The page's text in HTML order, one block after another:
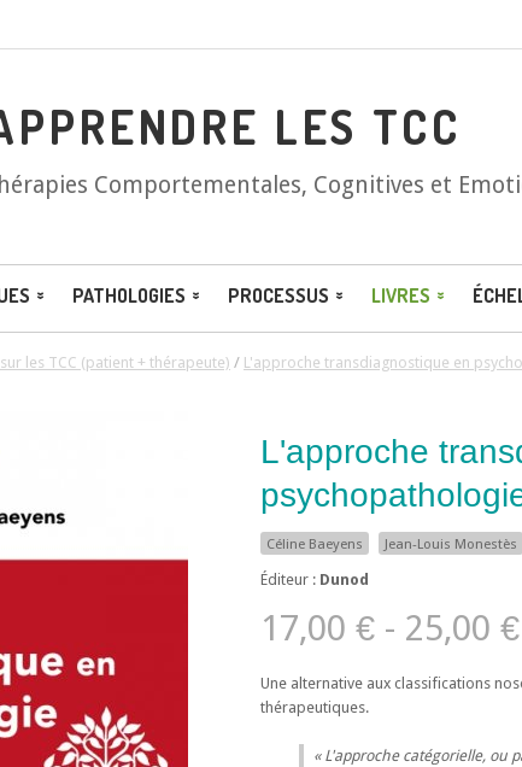
LES TCC
Comportementales, Cognitives et
PATHOLOGIES PROCESSUS LIVRES
les TCC (patient + thérapeute) / L'approche transdiagnostique en
L'approche
Céline Baeyens Jean-Louis Monestès
Éditeur : Dunod
17,00 € - 25,00 €
Une alternative aux classifications
thérapeutiques.
L'approche catégorielle, ou